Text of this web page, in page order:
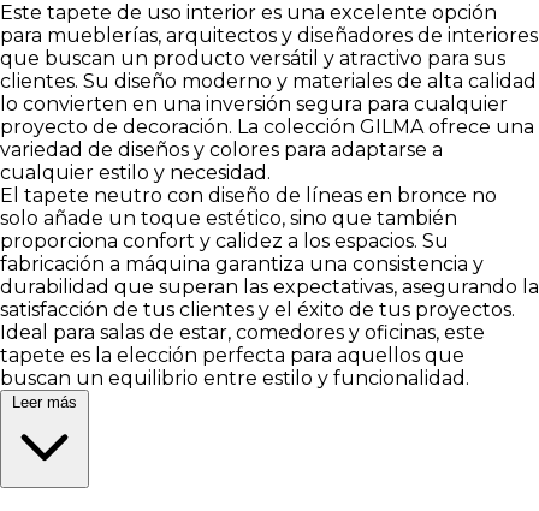
Este tapete de uso interior es una excelente opción
para mueblerías, arquitectos y diseñadores de interiores
que buscan un producto versátil y atractivo para sus
clientes. Su diseño moderno y materiales de alta calidad
lo convierten en una inversión segura para cualquier
proyecto de decoración. La colección GILMA ofrece una
variedad de diseños y colores para adaptarse a
cualquier estilo y necesidad.
El tapete neutro con diseño de líneas en bronce no
solo añade un toque estético, sino que también
proporciona confort y calidez a los espacios. Su
fabricación a máquina garantiza una consistencia y
durabilidad que superan las expectativas, asegurando la
satisfacción de tus clientes y el éxito de tus proyectos.
Ideal para salas de estar, comedores y oficinas, este
tapete es la elección perfecta para aquellos que
buscan un equilibrio entre estilo y funcionalidad.
Leer más